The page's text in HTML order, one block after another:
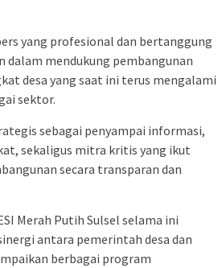
yang profesional dan bertanggung
dalam mendukung pembangunan
desa yang saat ini terus mengalami
sektor.
sebagai penyampai informasi,
sekaligus mitra kritis yang ikut
secara transparan dan
Merah Putih Sulsel selama ini
antara pemerintah desa dan
berbagai program